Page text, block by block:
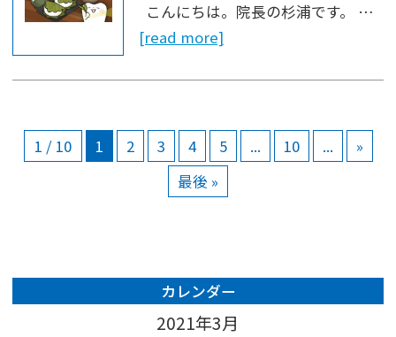
こんにちは。院長の杉浦です。 …
[read more]
1 / 10 1 2 3 4 5 ... 10 ...
»
最後 »
カレンダー
2021年3月